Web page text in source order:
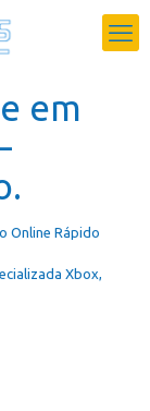
em
Online Rápido
Xbox,